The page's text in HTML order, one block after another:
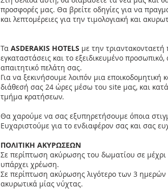
προσφορές μας. Θα βρείτε οδηγίες για να
και λεπτομέρειες για την τιμολογιακή και
Τα ASDERAKIS HOTELS με την τριαντακονταετή
εγκαταστάσεις και το εξειδικευμένο
απαιτητικό πελάτη σας.
Για να ξεκινήσουμε λοιπόν μια εποικοδομητική
διάθεσή σας 24 ώρες μέσω του site μας, και
τμήμα κρατήσεων.
Θα χαρούμε να σας εξυπηρετήσουμε όποια
Ευχαριστούμε για το ενδιαφέρον σας και σας
ΠΟΛΙΤΙΚΗ ΑΚΥΡΩΣΕΩΝ
Σε περίπτωση ακύρωσης του δωματίου σε
υπάρχει χρέωση.
Σε περίπτωση ακύρωσης λιγότερο των 3
ακυρωτικά μίας νύχτας.